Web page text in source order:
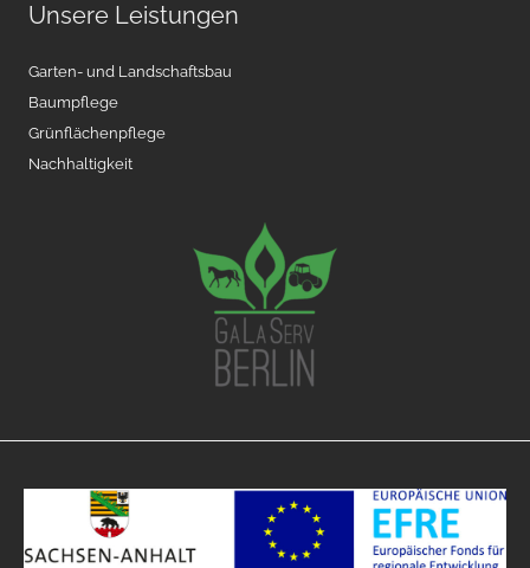
Unsere Leistungen
Garten- und Landschaftsbau
Baumpflege
Grünflächenpflege
Nachhaltigkeit